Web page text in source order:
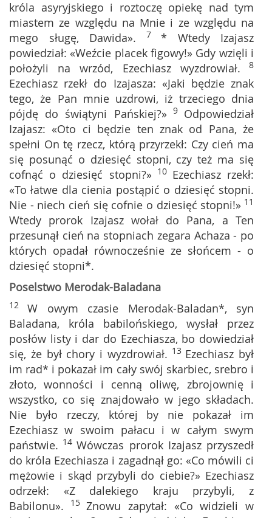
króla asyryjskiego i roztoczę opiekę nad tym
miastem ze względu na Mnie i ze względu na
mego sługę, Dawida». 7 * Wtedy Izajasz
powiedział: «Weźcie placek figowy!» Gdy wzięli i
położyli na wrzód, Ezechiasz wyzdrowiał. 8
Ezechiasz rzekł do Izajasza: «Jaki będzie znak
tego, że Pan mnie uzdrowi, iż trzeciego dnia
pójdę do świątyni Pańskiej?» 9 Odpowiedział
Izajasz: «Oto ci będzie ten znak od Pana, że
spełni On tę rzecz, którą przyrzekł: Czy cień ma
się posunąć o dziesięć stopni, czy też ma się
cofnąć o dziesięć stopni?» 10 Ezechiasz rzekł:
«To łatwe dla cienia postąpić o dziesięć stopni.
Nie - niech cień się cofnie o dziesięć stopni!» 11
Wtedy prorok Izajasz wołał do Pana, a Ten
przesunął cień na stopniach zegara Achaza - po
których opadał równocześnie ze słońcem - o
dziesięć stopni*.
Poselstwo Merodak-Baladana
12W owym czasie Merodak-Baladan*, syn
Baladana, króla babilońskiego, wysłał przez
posłów listy i dar do Ezechiasza, bo dowiedział
się, że był chory i wyzdrowiał. 13 Ezechiasz był
im rad* i pokazał im cały swój skarbiec, srebro i
złoto, wonności i cenną oliwę, zbrojownię i
wszystko, co się znajdowało w jego składach.
Nie było rzeczy, której by nie pokazał im
Ezechiasz w swoim pałacu i w całym swym
państwie. 14Wówczas prorok Izajasz przyszedł
do króla Ezechiasza i zagadnął go: «Co mówili ci
mężowie i skąd przybyli do ciebie?» Ezechiasz
odrzekł: «Z dalekiego kraju przybyli, z
Babilonu». 15 Znowu zapytał: «Co widzieli w